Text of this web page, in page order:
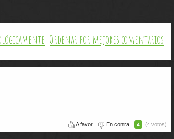
Ordenar por mejores comentarios
A favor En contra 4 (4 votos)